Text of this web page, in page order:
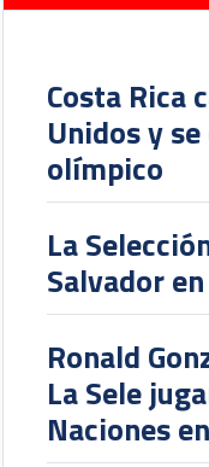
Costa Rica
Unidos y
olímpico
La
Salvador
Ronald
La Sele
Naciones